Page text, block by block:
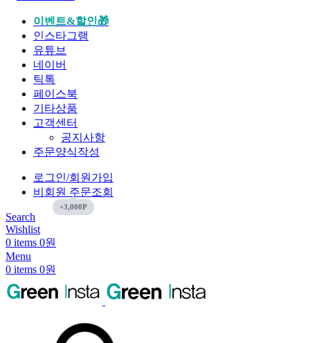
이벤트&할인🎁
인스타그램
유튜브
네이버
틱톡
페이스북
기타상품
고객센터
공지사항
주문양식작성
로그인/회원가입
비회원 주문조회
Search
Wishlist
0 items 0원
Menu
0 items 0원